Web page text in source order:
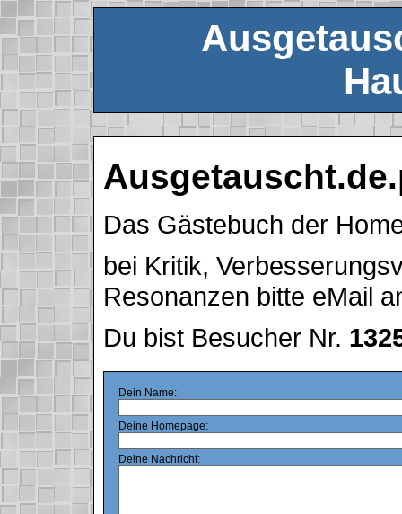
Das Gästebuch der
bei Kritik,
Resonanzen bitte eMail
Du bist Besucher Nr.
Dein Name:
Deine Homepage:
Deine Nachricht: